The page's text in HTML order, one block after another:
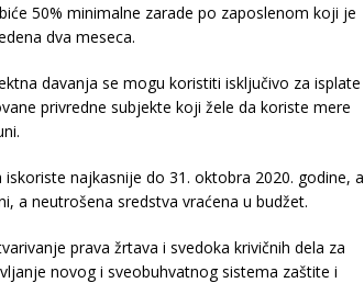
50% minimalne zarade po zaposlenom koji je
dva meseca.
davanja se mogu koristiti isključivo za isplate
privredne subjekte koji žele da koriste mere
najkasnije do 31. oktobra 2020. godine, a
a neutrošena sredstva vraćena u budžet.
prava žrtava i svedoka krivičnih dela za
novog i sveobuhvatnog sistema zaštite i